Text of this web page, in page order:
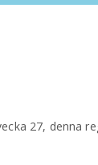
27, denna